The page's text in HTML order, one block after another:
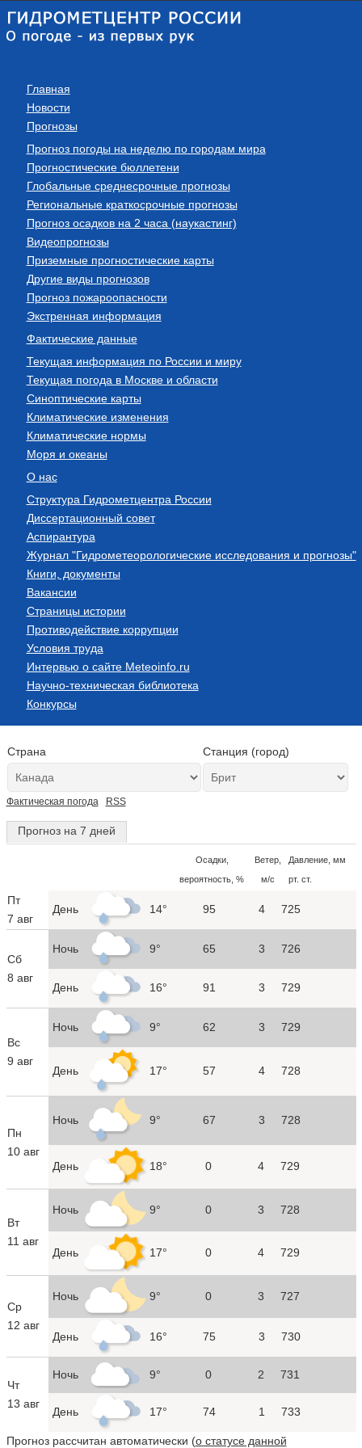
Главная
Новости
Прогнозы
Прогноз погоды на неделю по городам мира
Прогностические бюллетени
Глобальные среднесрочные прогнозы
Региональные краткосрочные прогнозы
Прогноз осадков на 2 часа (наукастинг)
Видеопрогнозы
Приземные прогностические карты
Другие виды прогнозов
Прогноз пожароопасности
Экстренная информация
Фактические данные
Текущая информация по России и миру
Текущая погода в Москве и области
Синоптические карты
Климатические изменения
Климатические нормы
Моря и океаны
О нас
Структура Гидрометцентра России
Диссертационный совет
Аспирантура
Журнал "Гидрометеорологические исследования и прогнозы"
Книги, документы
Вакансии
Страницы истории
Противодействие коррупции
Условия труда
Интервью о сайте Meteoinfo.ru
Научно-техническая библиотека
Конкурсы
Страна Станция (город)
Фактическая погода RSS
Прогноз на 7 дней
Осадки,
вероятность, %
Ветер,
м/с
Давление, мм
рт. ст.
Пт
7 авг
День 14° 95 4 725
Сб
8 авг
Ночь 9° 65 3 726
День 16° 91 3 729
Вс
9 авг
Ночь 9° 62 3 729
День 17° 57 4 728
Пн
10 авг
Ночь 9° 67 3 728
День 18° 0 4 729
Вт
11 авг
Ночь 9° 0 3 728
День 17° 0 4 729
Ср
12 авг
Ночь 9° 0 3 727
День 16° 75 3 730
Чт
13 авг
Ночь 9° 0 2 731
День 17° 74 1 733
Прогноз рассчитан автоматически (о статусе данной